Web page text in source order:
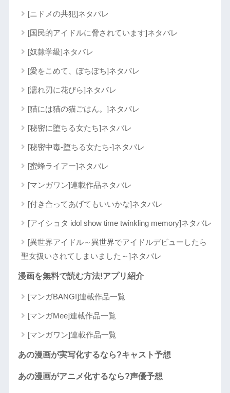
[ニドメの共犯]ネタバレ
[国民的アイドルに脅されています]ネタバレ
[奴隷学級]ネタバレ
[愛をこめて、ぼちぼち]ネタバレ
[濡れ刃に花びら]ネタバレ
[猫には猫の猫ごはん。]ネタバレ
[秘密に堕ちる女たち]ネタバレ
[秘密中毒-堕ちる女たち-]ネタバレ
[蜜蜂ライアー]ネタバレ
[マンガワン]連載作品ネタバレ
[付き合ってあげてもいいかな]ネタバレ
[アイショタ idol show time twinkling memory]ネタバレ
[異世界アイドル～異世界でアイドルデビューしたら
聖女扱いされてしまいました～]ネタバレ
漫画を無料で読む方法!アプリ紹介
[マンガBANG!]連載作品一覧
[マンガMee]連載作品一覧
[マンガワン]連載作品一覧
あの漫画が実写化するなら?キャスト予想
あの漫画がアニメ化するなら?声優予想